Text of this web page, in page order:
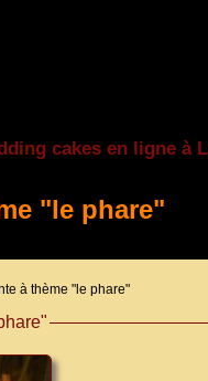
cakes en ligne à
"le phare"
à thème "le phare"